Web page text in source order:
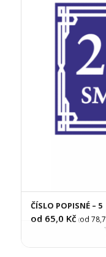
ČÍSLO POPISNÉ – 5
od 65,0 Kč (od 78,7